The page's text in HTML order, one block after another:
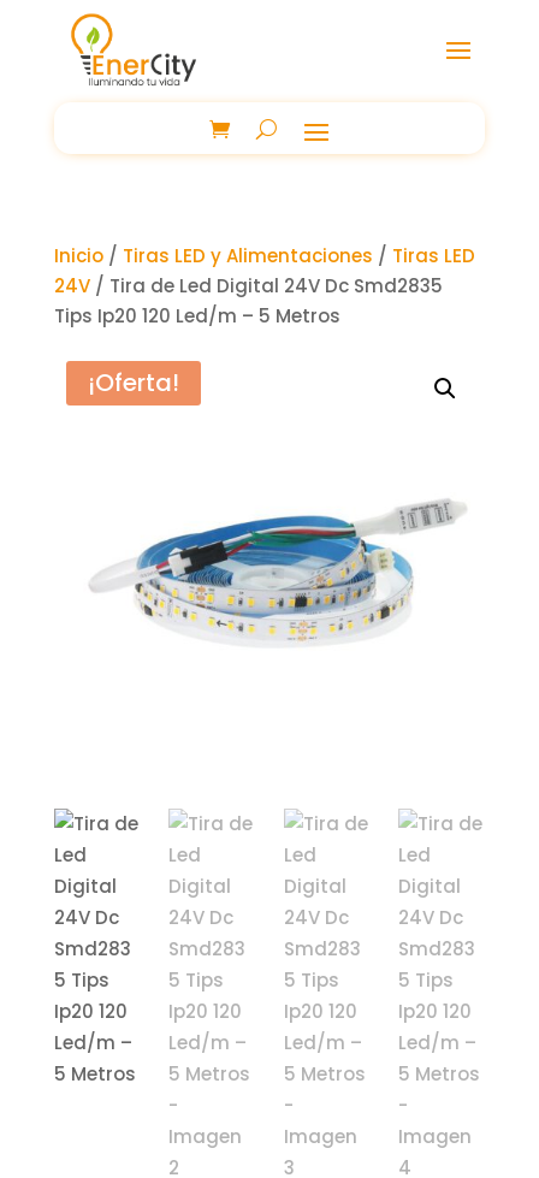
Inicio/ Tiras LED y Alimentaciones / Tiras LED
24V/ Tira de Led Digital 24V Dc Smd2835
Tips Ip20 120 Led/m – 5 Metros
¡Oferta!